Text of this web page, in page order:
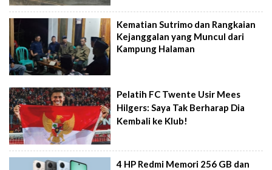
Kematian Sutrimo dan Rangkaian
Kejanggalan yang Muncul dari
Kampung Halaman
Pelatih FC Twente Usir Mees
Hilgers: Saya Tak Berharap Dia
Kembali ke Klub!
4 HP Redmi Memori 256 GB dan